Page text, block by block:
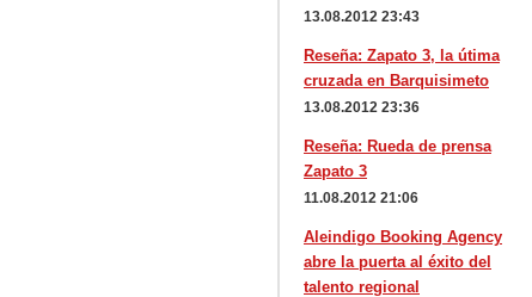
13.08.2012 23:43
Reseña: Zapato 3, la útima
cruzada en Barquisimeto
13.08.2012 23:36
Reseña: Rueda de prensa
Zapato 3
11.08.2012 21:06
Aleindigo Booking Agency
abre la puerta al éxito del
talento regional